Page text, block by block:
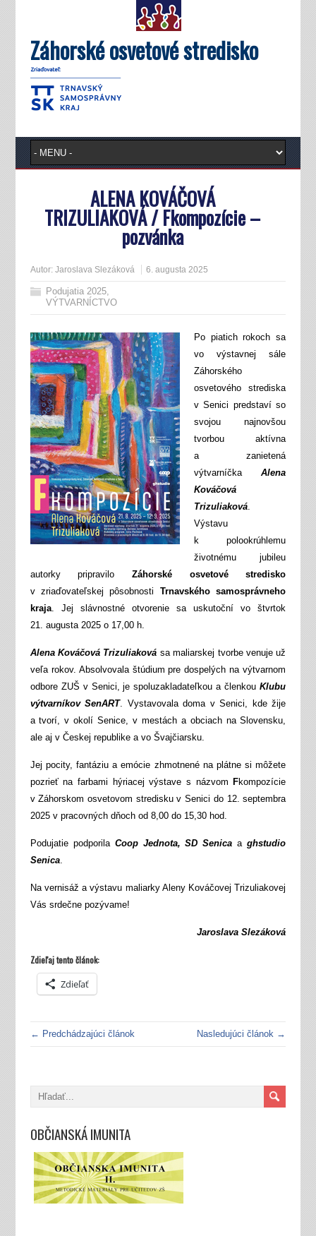
Záhorské osvetové stredisko
ALENA KOVÁČOVÁ
TRIZULIAKOVÁ / Fkompozície –
pozvánka
Autor: Jaroslava Slezáková 6. augusta 2025
Podujatia 2025,
VÝTVARNÍCTVO
Po piatich rokoch sa
vo výstavnej sále
Záhorského
osvetového strediska
v Senici predstaví so
svojou najnovšou
tvorbou aktívna
a zanietená
výtvarníčkaAlena
Kováčová
Trizuliaková.
Výstavu
k polookrúhlemu
životnému jubileu
autorky pripravilo Záhorské osvetové stredisko
v zriaďovateľskej pôsobnosti Trnavského samosprávneho
kraja. Jej slávnostné otvorenie sa uskutoční vo štvrtok
21. augusta 2025 o 17,00 h.
Alena Kováčová Trizuliaková sa maliarskej tvorbe venuje už
veľa rokov. Absolvovala štúdium pre dospelých na výtvarnom
odbore ZUŠ v Senici, je spoluzakladateľkou a členkou Klubu
výtvarníkov SenART. Vystavovala doma v Senici, kde žije
a tvorí, v okolí Senice, v mestách a obciach na Slovensku,
ale aj v Českej republike a vo Švajčiarsku.
Jej pocity, fantáziu a emócie zhmotnené na plátne si môžete
pozrieť na farbami hýriacej výstave s názvom Fkompozície
v Záhorskom osvetovom stredisku v Senici do 12. septembra
2025 v pracovných dňoch od 8,00 do 15,30 hod.
Podujatie podporila Coop Jednota, SD Senica aghstudio
Senica.
Na vernisáž a výstavu maliarky Aleny Kováčovej Trizuliakovej
Vás srdečne pozývame!
Jaroslava Slezáková
Zdieľaj tento článok:
Zdieľať
← Predchádzajúci článok Nasledujúci článok →
OBČIANSKÁ IMUNITA